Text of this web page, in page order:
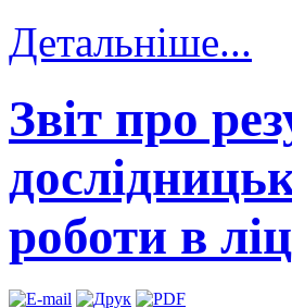
Детальніше...
Звіт про
роботи в